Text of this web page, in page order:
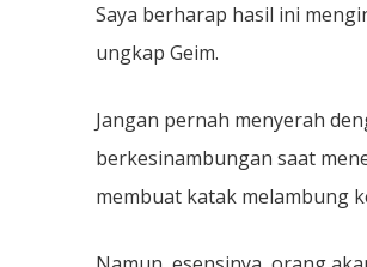
Saya berharap hasil ini
ungkap Geim.
Jangan pernah menyerah
berkesinambungan saat
membuat katak melambung